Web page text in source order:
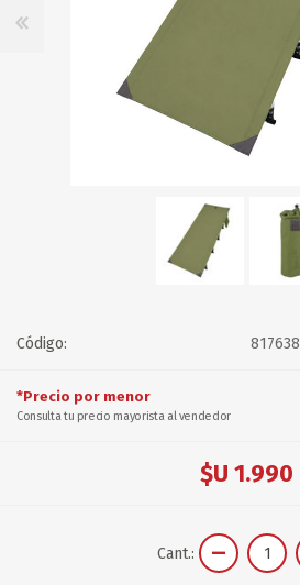
Código: 817638
*Precio por menor
Consulta tu precio mayorista al vendedor
$U 1.990
Cant.: